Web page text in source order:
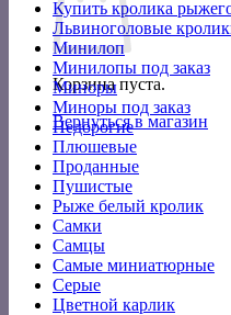
Корзина пуста.
Вернуться в магазин
Купить кролика
Львиноголовые
Минилоп
Минилопы под заказ
Миноры
Миноры под заказ
Недорогие
Плюшевые
Проданные
Пушистые
Рыже белый кролик
Самки
Самцы
Самые миниатюрные
Серые
Цветной карлик